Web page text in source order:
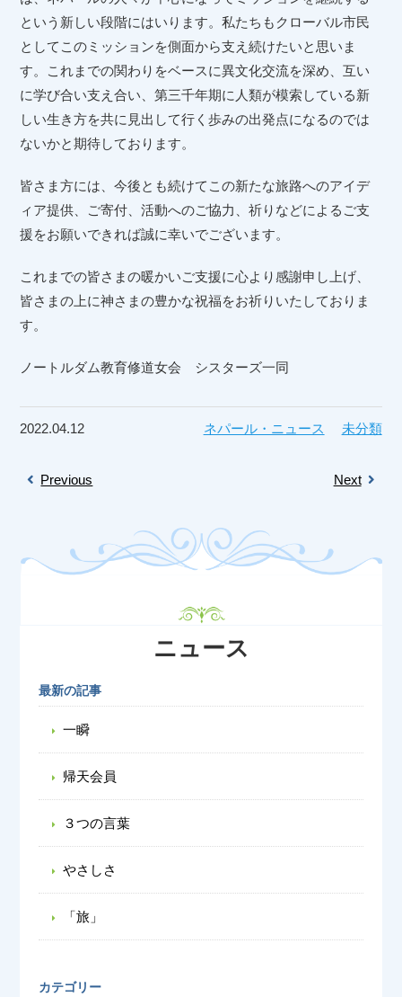
という新しい段階にはいります。私たちもクローバル市民
としてこのミッションを側面から支え続けたいと思いま
す。これまでの関わりをベースに異文化交流を深め、互い
に学び合い支え合い、第三千年期に人類が模索している新
しい生き方を共に見出して行く歩みの出発点になるのでは
ないかと期待しております。
皆さま方には、今後とも続けてこの新たな旅路へのアイデ
ィア提供、ご寄付、活動へのご協力、祈りなどによるご支
援をお願いできれば誠に幸いでございます。
これまでの皆さまの暖かいご支援に心より感謝申し上げ、
皆さまの上に神さまの豊かな祝福をお祈りいたしておりま
す。
ノートルダム教育修道女会 シスターズ一同
2022.04.12 ネパール・ニュース 未分類
Previous Next
ニュース
最新の記事
一瞬
帰天会員
３つの言葉
やさしさ
「旅」
カテゴリー